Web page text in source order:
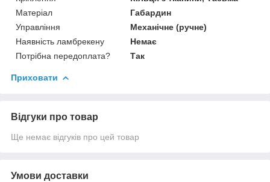
Матеріал
Габардин
Управління
Механічне (ручне)
Наявність ламбрекену
Немає
Потрібна передоплата?
Так
Приховати
Відгуки про товар
Ще немає відгуків про цей товар
Умови доставки